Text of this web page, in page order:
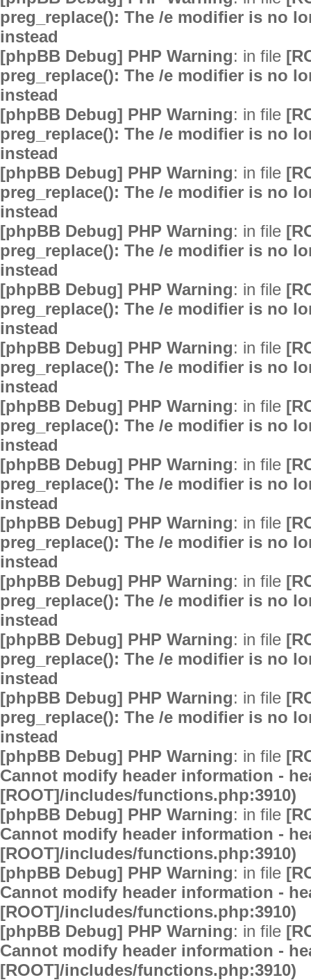
preg_replace(): The /e modifier is no
instead
[phpBB Debug] PHP Warning: in file
preg_replace(): The /e modifier is no
instead
[phpBB Debug] PHP Warning: in file
preg_replace(): The /e modifier is no
instead
[phpBB Debug] PHP Warning: in file
preg_replace(): The /e modifier is no
instead
[phpBB Debug] PHP Warning: in file
preg_replace(): The /e modifier is no
instead
[phpBB Debug] PHP Warning: in file
preg_replace(): The /e modifier is no
instead
[phpBB Debug] PHP Warning: in file
preg_replace(): The /e modifier is no
instead
[phpBB Debug] PHP Warning: in file
preg_replace(): The /e modifier is no
instead
[phpBB Debug] PHP Warning: in file
preg_replace(): The /e modifier is no
instead
[phpBB Debug] PHP Warning: in file
preg_replace(): The /e modifier is no
instead
[phpBB Debug] PHP Warning: in file
preg_replace(): The /e modifier is no
instead
[phpBB Debug] PHP Warning: in file
preg_replace(): The /e modifier is no
instead
[phpBB Debug] PHP Warning: in file
preg_replace(): The /e modifier is no
instead
[phpBB Debug] PHP Warning: in file
Cannot modify header information -
[ROOT]/includes/functions.php:3910)
[phpBB Debug] PHP Warning: in file
Cannot modify header information -
[ROOT]/includes/functions.php:3910)
[phpBB Debug] PHP Warning: in file
Cannot modify header information -
[ROOT]/includes/functions.php:3910)
[phpBB Debug] PHP Warning: in file
Cannot modify header information -
[ROOT]/includes/functions.php:3910)